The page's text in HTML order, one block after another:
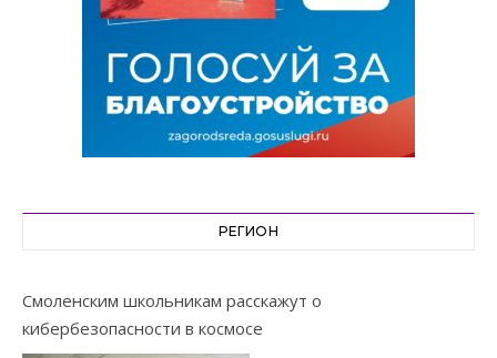
РЕГИОН
Смоленским школьникам расскажут о
кибербезопасности в космосе